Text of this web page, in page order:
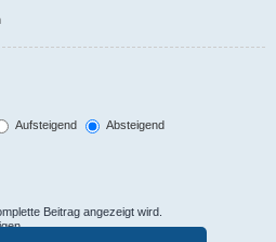
Aufsteigend
Absteigend
Beitrag angezeigt wird.